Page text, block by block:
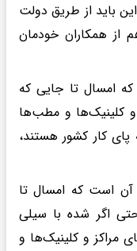
باید از طریق دولت
از همکاران خودمان
امسال تا جایی که
و کلینیک‌ها و مطب‌ها
پای کار کشور هستند،
آن است که امسال تا
اگر شده با سیلی
مراکز و کلینیک‌ها و